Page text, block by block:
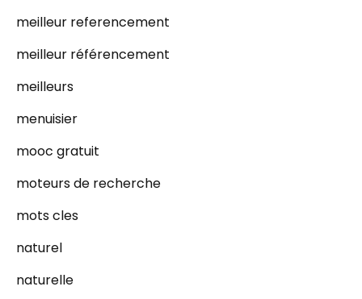
meilleur referencement
meilleur référencement
meilleurs
menuisier
mooc gratuit
moteurs de recherche
mots cles
naturel
naturelle